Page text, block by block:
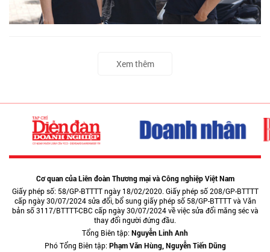
Xem thêm
Cơ quan của Liên đoàn Thương mại và Công nghiệp Việt Nam
Giấy phép số: 58/GP-BTTTT ngày 18/02/2020. Giấy phép số 208/GP-BTTTT
cấp ngày 30/07/2024 sửa đổi, bổ sung giấy phép số 58/GP-BTTTT và Văn
bản số 3117/BTTTT-CBC cấp ngày 30/07/2024 về việc sửa đổi măng séc và
thay đổi người đứng đầu.
Tổng Biên tập:Nguyễn Linh Anh
Phó Tổng Biên tập:Phạm Văn Hùng, Nguyễn Tiến Dũng